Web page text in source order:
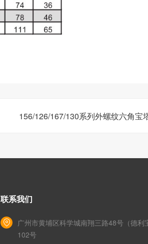
156/126/167/130系列外螺纹六角宝
联系我们
广州市黄埔区科学城南翔三路48号（德利
102号